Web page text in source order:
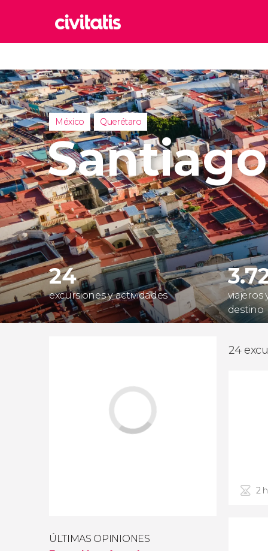
Italia
Reino
Reino
Turquía
México Querétaro
24
excursiones y actividades
viajeros
destino
ÚLTIMAS OPINIONES
24
2